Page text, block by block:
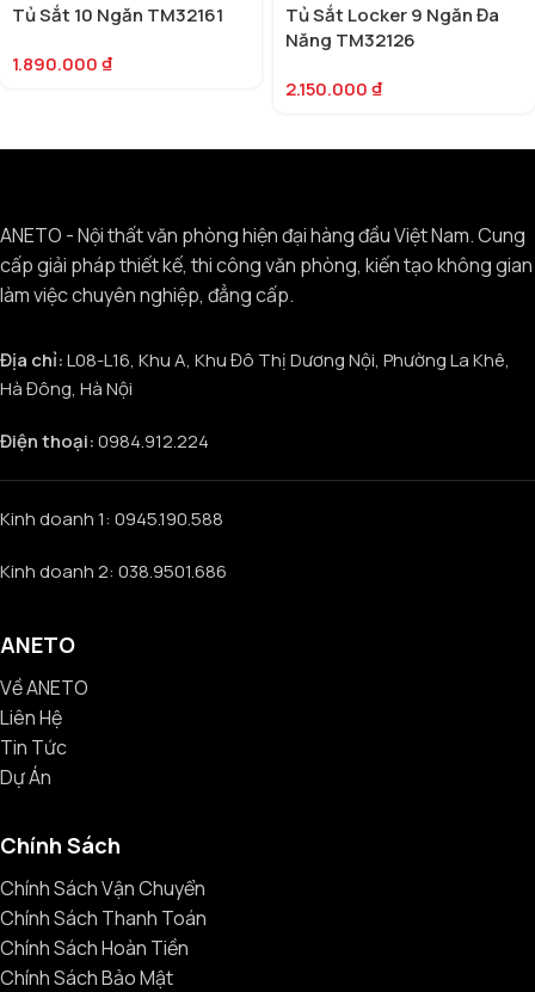
Tủ Sắt 10 Ngăn TM32161
1.890.000₫
Tủ Sắt Locker 9 Ngăn Đa
Năng TM32126
2.150.000₫
ANETO - Nội thất văn phòng hiện đại hàng đầu Việt Nam. Cung
cấp giải pháp thiết kế, thi công văn phòng, kiến tạo không gian
làm việc chuyên nghiệp, đẳng cấp.
Địa chỉ:L08-L16, Khu A, Khu Đô Thị Dương Nội, Phường La Khê,
Hà Đông, Hà Nội
Điện thoại:0984.912.224
Kinh doanh 1: 0945.190.588
Kinh doanh 2: 038.9501.686
ANETO
Về ANETO
Liên Hệ
Tin Tức
Dự Án
Chính Sách
Chính Sách Vận Chuyển
Chính Sách Thanh Toán
Chính Sách Hoàn Tiền
Chính Sách Bảo Mật